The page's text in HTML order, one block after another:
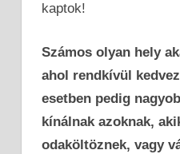
kaptok!
Számos olyan hely
ahol rendkívül
esetben pedig
kínálnak azoknak,
odaköltöznek, vagy